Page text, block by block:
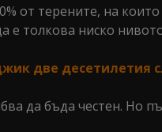
от терените, на
е толкова ниско
две десетилетия
да бъда честен. Но